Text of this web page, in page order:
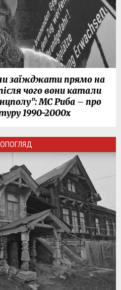
заїжджати прямо на
чого вони катали
МС Риба – про
1990-2000х